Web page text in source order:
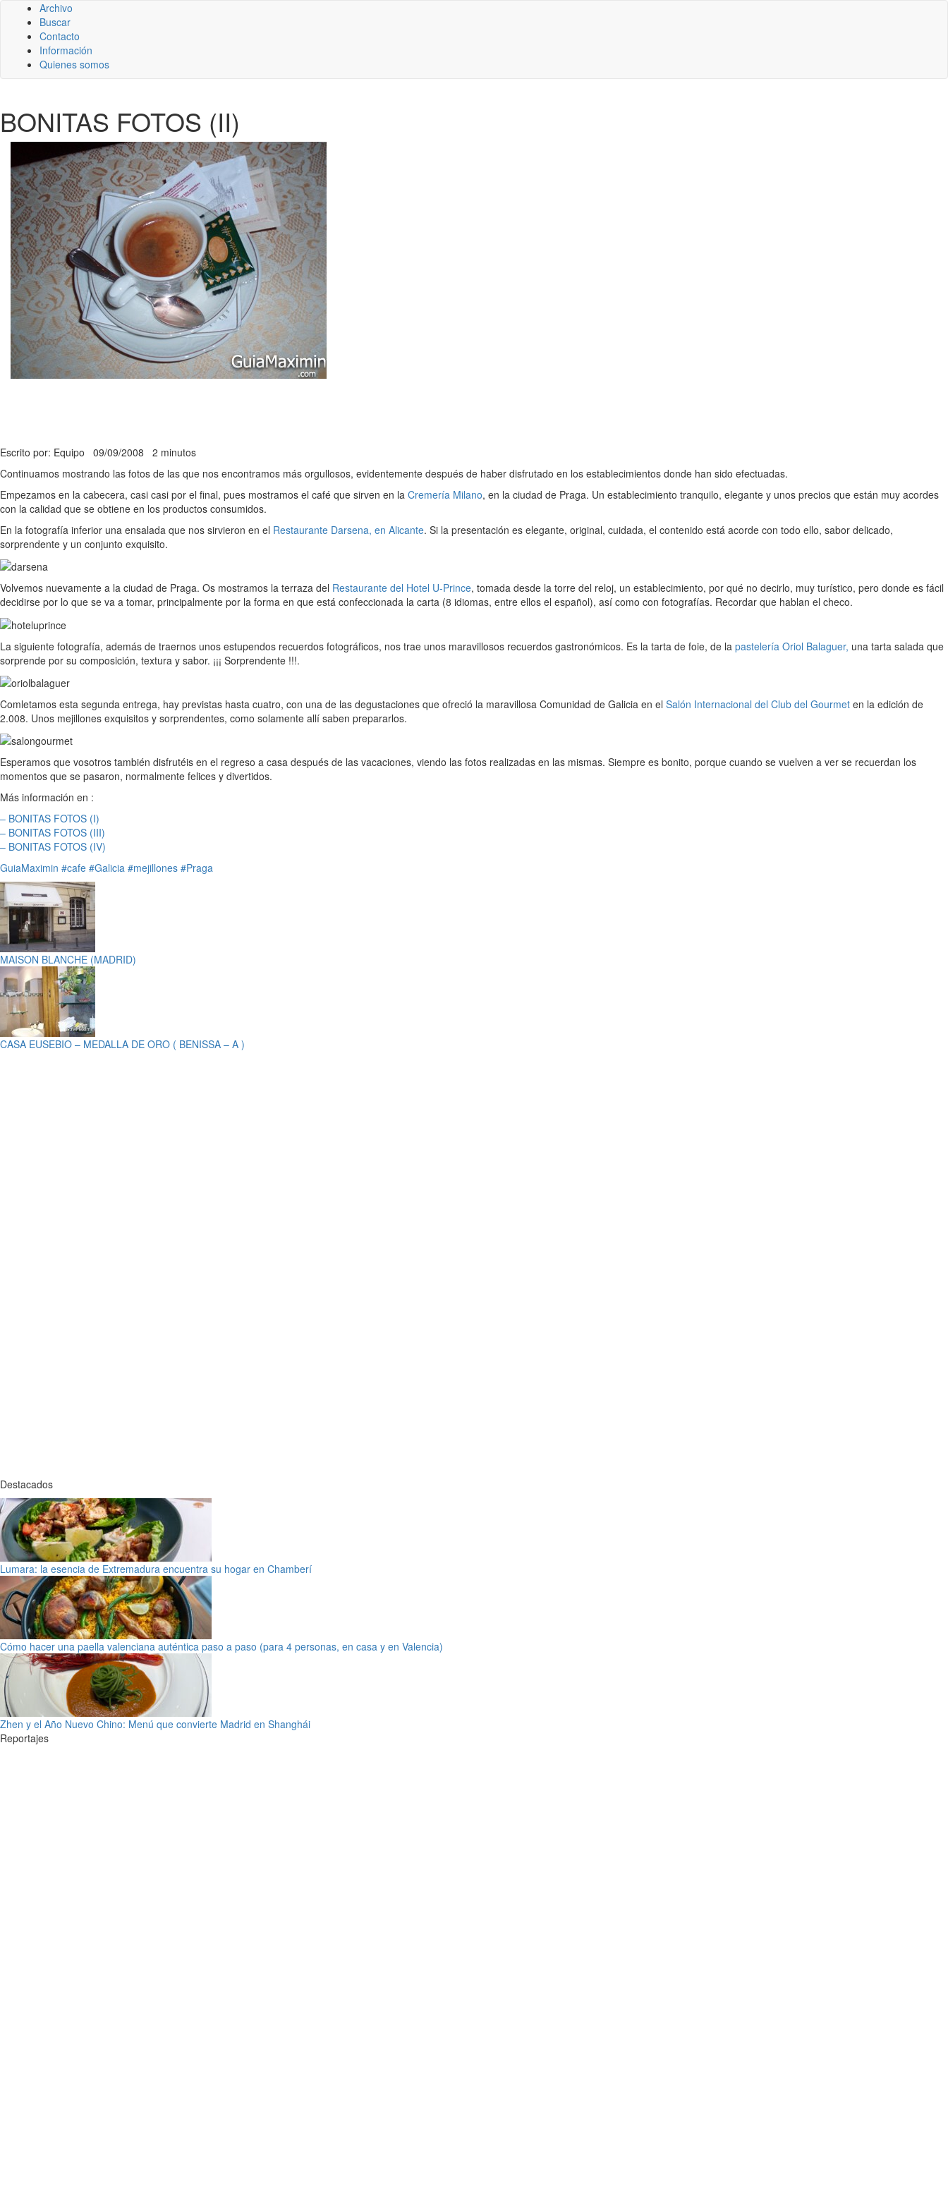
Archivo
Buscar
Contacto
Información
Quienes somos
BONITAS FOTOS (II)
Escrito por: Equipo 09/09/2008 2 minutos
Continuamos mostrando las fotos de las que nos encontramos más orgullosos, evidentemente después de haber disfrutado en los establecimientos donde han sido efectuadas.
Empezamos en la cabecera, casi casi por el final, pues mostramos el café que sirven en la Cremería Milano, en la ciudad de Praga. Un establecimiento tranquilo, elegante y unos precios que están muy acordes
con la calidad que se obtiene en los productos consumidos.
En la fotografía inferior una ensalada que nos sirvieron en el Restaurante Darsena, en Alicante. Si la presentación es elegante, original, cuidada, el contenido está acorde con todo ello, sabor delicado,
sorprendente y un conjunto exquisito.
Volvemos nuevamente a la ciudad de Praga. Os mostramos la terraza del Restaurante del Hotel U-Prince, tomada desde la torre del reloj, un establecimiento, por qué no decirlo, muy turístico, pero donde es fácil
decidirse por lo que se va a tomar, principalmente por la forma en que está confeccionada la carta (8 idiomas, entre ellos el español), así como con fotografías. Recordar que hablan el checo.
La siguiente fotografía, además de traernos unos estupendos recuerdos fotográficos, nos trae unos maravillosos recuerdos gastronómicos. Es la tarta de foie, de la pastelería Oriol Balaguer, una tarta salada que
sorprende por su composición, textura y sabor. ¡¡¡ Sorprendente !!!.
Comletamos esta segunda entrega, hay previstas hasta cuatro, con una de las degustaciones que ofreció la maravillosa Comunidad de Galicia en el Salón Internacional del Club del Gourmet en la edición de
2.008. Unos mejillones exquisitos y sorprendentes, como solamente allí saben prepararlos.
Esperamos que vosotros también disfrutéis en el regreso a casa después de las vacaciones, viendo las fotos realizadas en las mismas. Siempre es bonito, porque cuando se vuelven a ver se recuerdan los
momentos que se pasaron, normalmente felices y divertidos.
Más información en :
– BONITAS FOTOS (I)
– BONITAS FOTOS (III)
– BONITAS FOTOS (IV)
GuiaMaximin #cafe #Galicia #mejillones #Praga
MAISON BLANCHE (MADRID)
CASA EUSEBIO – MEDALLA DE ORO ( BENISSA – A )
Destacados
Lumara: la esencia de Extremadura encuentra su hogar en Chamberí
Cómo hacer una paella valenciana auténtica paso a paso (para 4 personas, en casa y en Valencia)
Zhen y el Año Nuevo Chino: Menú que convierte Madrid en Shanghái
Reportajes